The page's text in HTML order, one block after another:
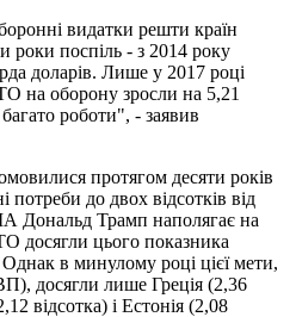
видатки решти країн
поспіль - з 2014 року
доларів. Лише у 2017 році
на оборону зросли на 5,21
роботи", - заявив
протягом десяти років
потреби до двох відсотків від
Дональд Трамп наполягає на
досягли цього показника
в минулому році цієї мети,
досягли лише Греція (2,36
відсотка) і Естонія (2,08